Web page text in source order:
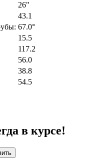
26"
43.1
67.0°
15.5
117.2
56.0
38.8
54.5
в курсе!